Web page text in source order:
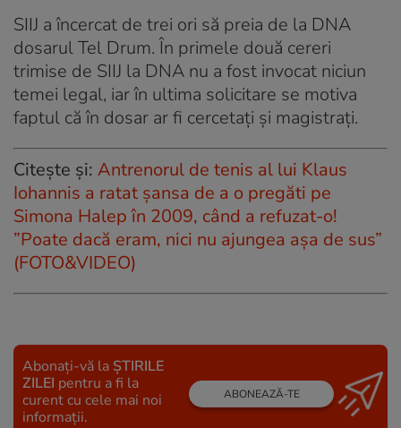
SIIJ a încercat de trei ori să preia de la DNA
dosarul Tel Drum. În primele două cereri
trimise de SIIJ la DNA nu a fost invocat niciun
temei legal, iar în ultima solicitare se motiva
faptul că în dosar ar fi cercetaţi şi magistraţi.
Citește și: Antrenorul de tenis al lui Klaus
Iohannis a ratat șansa de a o pregăti pe
Simona Halep în 2009, când a refuzat-o!
”Poate dacă eram, nici nu ajungea așa de sus”
(FOTO&VIDEO)
Abonați-vă la ȘTIRILE
ZILEI pentru a fi la
curent cu cele mai noi
informații.
ABONEAZĂ-TE